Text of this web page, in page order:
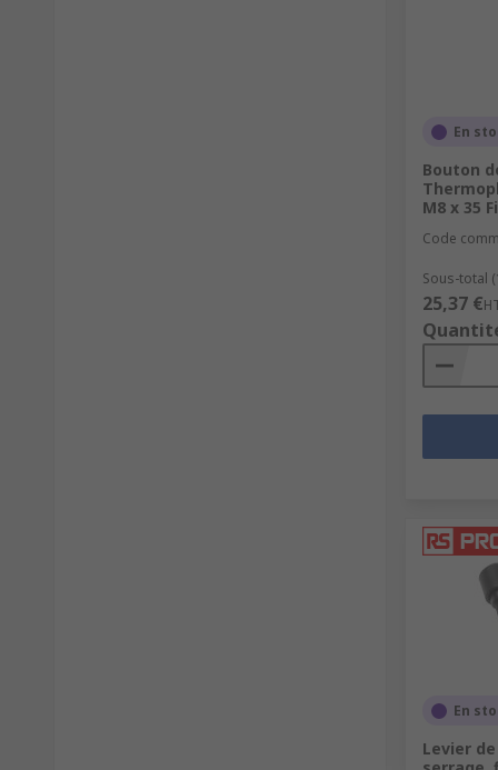
En
Bouton
M8 x 35
Code
Sous-total
25,37 €
En
Levier de